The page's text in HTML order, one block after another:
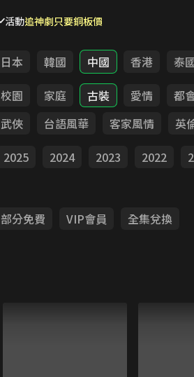
活動追神劇只要銅板價
日本 韓國 中國 香港 泰
校園 家庭 古裝 愛情 都
武俠 台語風華 客家風情 英
2025 2024 2023 2022
部分免費 VIP會員 全集兌換